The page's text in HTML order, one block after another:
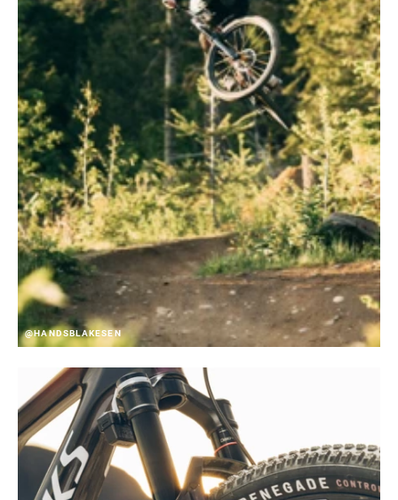
@HANDSBLAKESEN